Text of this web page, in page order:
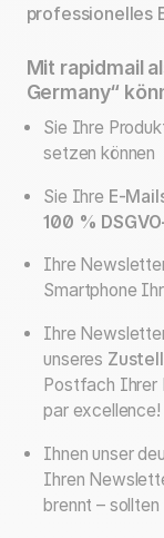
professionelles
Mit rapidmail
Germany“
Sie Ihre
setzen können
Sie Ihre E-
100 %
Ihre
Smartphone
Ihre
unseres
Postfach Ihrer
par excellence!
Ihnen unser
Ihren
brennt –